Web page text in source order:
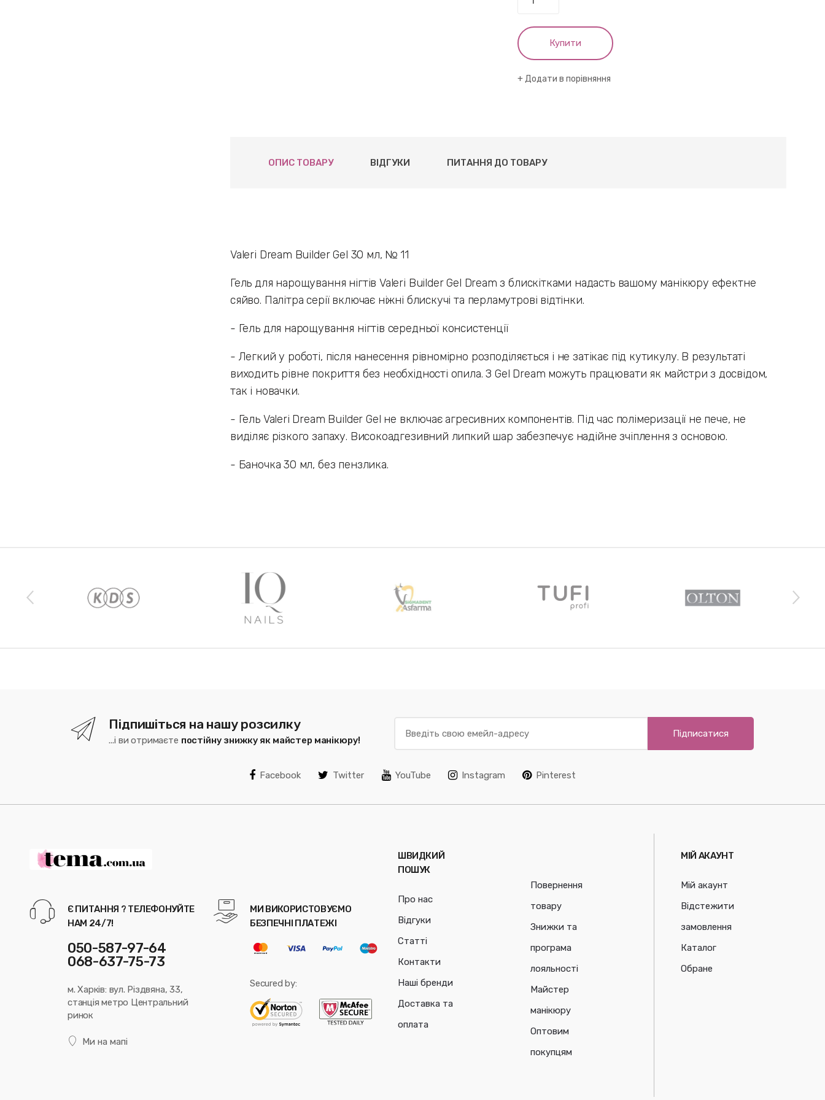
Купити
Додати в порівняння
ОПИС ТОВАРУ ВІДГУКИ ПИТАННЯ ДО ТОВАРУ
Valeri Dream Builder Gel 30 мл, № 11
Гель для нарощування нігтів Valeri Builder Gel Dream з блискітками надасть вашому манікюру ефектне
сяйво. Палітра серії включає ніжні блискучі та перламутрові відтінки.
- Гель для нарощування нігтів середньої консистенції
- Легкий у роботі, після нанесення рівномірно розподіляється і не затікає під кутикулу. В результаті
виходить рівне покриття без необхідності опила. З Gel Dream можуть працювати як майстри з досвідом,
так і новачки.
- Гель Valeri Dream Builder Gel не включає агресивних компонентів. Під час полімеризації не пече, не
виділяє різкого запаху. Високоадгезивний липкий шар забезпечує надійне зчіплення з основою.
- Баночка 30 мл, без пензлика.
Підпишіться на нашу розсилку
...і ви отримаєте постійну знижку як майстер манікюру!
Підписатися
Facebook Twitter YouTube Instagram Pinterest
Є ПИТАННЯ ? ТЕЛЕФОНУЙТЕ
НАМ 24/7!
050-587-97-64
068-637-75-73
м. Харків: вул. Різдвяна, 33,
станція метро Центральний
ринок
Ми на мапі
МИ ВИКОРИСТОВУЄМО
БЕЗПЕЧНІ ПЛАТЕЖІ
Secured by:
ШВИДКИЙ
ПОШУК
Про нас
Відгуки
Статті
Контакти
Наші бренди
Доставка та
оплата
Повернення
товару
Знижки та
програма
лояльності
Майстер
манікюру
Оптовим
покупцям
МІЙ АКАУНТ
Мій акаунт
Відстежити
замовлення
Каталог
Обране